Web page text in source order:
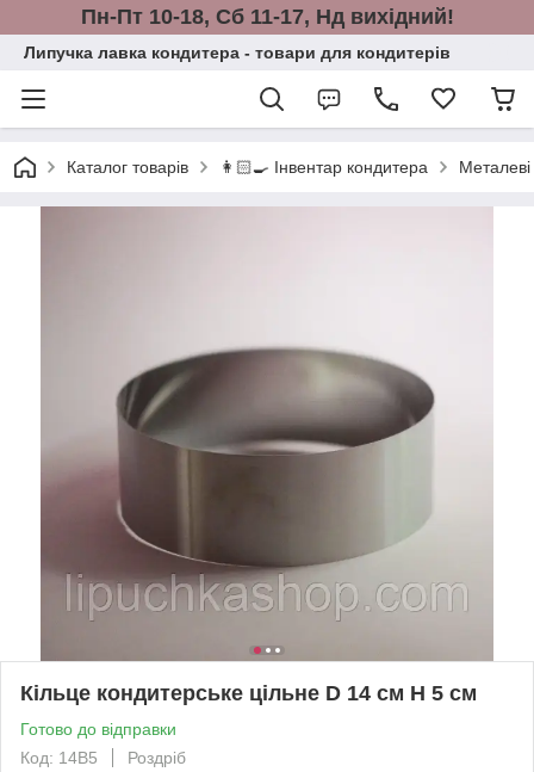
Пн-Пт 10-18, Сб 11-17, Нд вихідний!
Липучка лавка кондитера - товари для кондитерів
Каталог товарів 👩🏻‍🍳 Інвентар кондитера
Кільце кондитерське цільне D 14 см H 5 см
Готово до відправки
Код: 14В5
Роздріб